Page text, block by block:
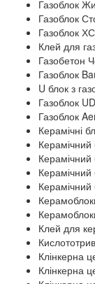
Газоблок
Газоблок
Газоблок
Клей для
Газобетон
Газоблок
U блок з
Газоблок
Газоблок
Керамічні
Клей для
Клінкерна
Клінкерна